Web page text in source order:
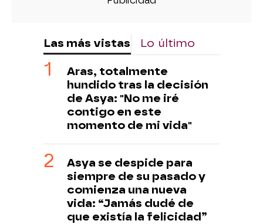
Las más vistas Lo último
Aras, totalmente
hundido tras la decisión
de Asya: "No me iré
contigo en este
momento de mi vida"
Asya se despide para
siempre de su pasado y
comienza una nueva
vida: “Jamás dudé de
que existía la felicidad”